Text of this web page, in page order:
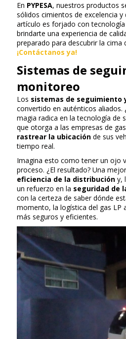
En PYPESA, nuestros productos
sólidos cimientos de excelencia y
artículo es forjado con
brindarte una experiencia de
preparado para descubrir la cima
¡Contáctanos ya!
Sistemas de
monitoreo
Los sistemas de seguimiento
convertido en auténticos aliados.
magia radica en la tecnología de
que otorga a las empresas de
rastrear la ubicación de sus
tiempo real.
Imagina esto como tener un ojo
proceso. ¿El resultado? Una
eficiencia de la distribución y,
un refuerzo en la seguridad de
con la certeza de saber dónde
momento, la logística del gas LP
más seguros y eficientes.